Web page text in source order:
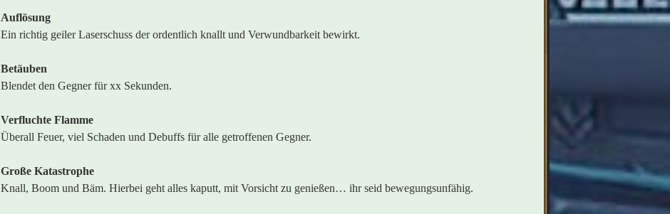
Auflösung
Ein richtig geiler Laserschuss der ordentlich knallt und Verwundbarkeit bewirkt.
Betäuben
Blendet den Gegner für xx Sekunden.
Verfluchte Flamme
Überall Feuer, viel Schaden und Debuffs für alle getroffenen Gegner.
Große Katastrophe
Knall, Boom und Bäm. Hierbei geht alles kaputt, mit Vorsicht zu genießen… ihr seid bewegungsunfähig.